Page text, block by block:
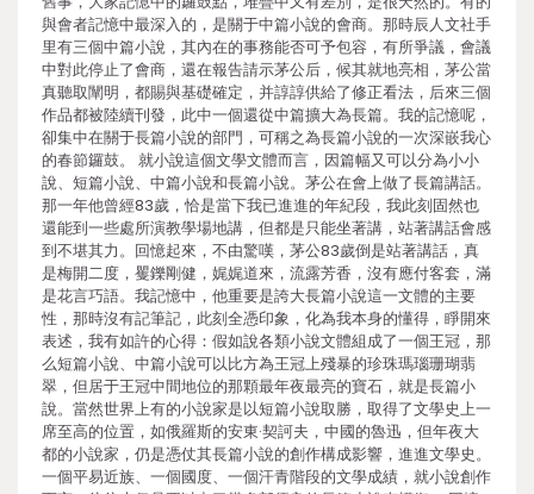
與會者記憶中最深入的，是關于中篇小說的會商。那時辰人文社手
里有三個中篇小說，其內在的事務能否可予包容，有所爭議，會議
中對此停止了會商，還在報告請示茅公后，候其就地亮相，茅公當
真聽取闡明，都賜與基礎確定，并諄諄供給了修正看法，后來三個
作品都被陸續刊發，此中一個還從中篇擴大為長篇。我的記憶呢，
卻集中在關于長篇小說的部門，可稱之為長篇小說的一次深嵌我心
的春節鑼鼓。 就小說這個文學文體而言，因篇幅又可以分為小小
說、短篇小說、中篇小說和長篇小說。茅公在會上做了長篇講話。
那一年他曾經83歲，恰是當下我已進進的年紀段，我此刻固然也
還能到一些處所演教學場地講，但都是只能坐著講，站著講話會感
到不堪其力。回憶起來，不由驚嘆，茅公83歲倒是站著講話，真
是梅開二度，矍鑠剛健，娓娓道來，流露芳香，沒有應付客套，滿
是花言巧語。我記憶中，他重要是誇大長篇小說這一文體的主要
性，那時沒有記筆記，此刻全憑印象，化為我本身的懂得，睜開來
表述，我有如許的心得：假如說各類小說文體組成了一個王冠，那
么短篇小說、中篇小說可以比方為王冠上殘暴的珍珠瑪瑙珊瑚翡
翠，但居于王冠中間地位的那顆最年夜最亮的寶石，就是長篇小
說。當然世界上有的小說家是以短篇小說取勝，取得了文學史上一
席至高的位置，如俄羅斯的安東·契訶夫，中國的魯迅，但年夜大
都的小說家，仍是憑仗其長篇小說的創作構成影響，進進文學史。
一個平易近族、一個國度、一個汗青階段的文學成績，就小說創作